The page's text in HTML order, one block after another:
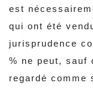
est
qui ont été
jurisprudence
% ne peut, sauf
regardé